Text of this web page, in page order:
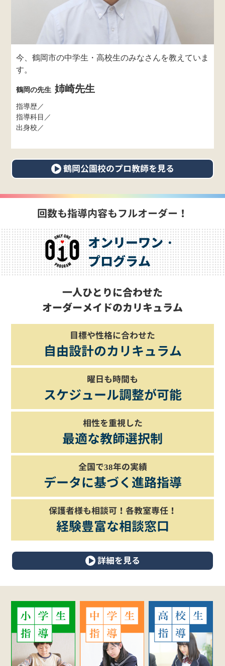
今、鶴岡市の中学生・高校生のみなさんを教えていま
す。
鶴岡の先生 姉崎先生
指導歴／
指導科目／
出身校／
鶴岡公園校のプロ教師を見る
回数も指導内容もフルオーダー！
オンリーワン・
プログラム
一人ひとりに合わせた
オーダーメイドのカリキュラム
目標や性格に合わせた
自由設計のカリキュラム
曜日も時間も
スケジュール調整が可能
相性を重視した
最適な教師選択制
全国で38年の実績
データに基づく進路指導
保護者様も相談可！各教室専任！
経験豊富な相談窓口
詳細を見る